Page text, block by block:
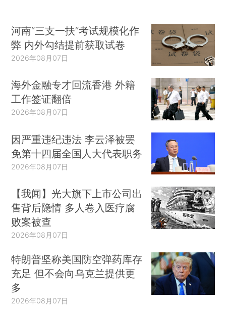
河南“三支一扶”考试规模化作
弊 内外勾结提前获取试卷
2026年08月07日
海外金融专才回流香港 外籍
工作签证翻倍
2026年08月07日
因严重违纪违法 李云泽被罢
免第十四届全国人大代表职务
2026年08月07日
【我闻】光大旗下上市公司出
售背后隐情 多人卷入医疗腐
败案被查
2026年08月07日
特朗普坚称美国防空弹药库存
充足 但不会向乌克兰提供更
多
2026年08月07日